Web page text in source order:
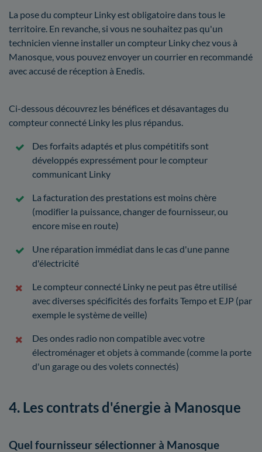
La pose du compteur Linky est obligatoire dans tous le
territoire. En revanche, si vous ne souhaitez pas qu'un
technicien vienne installer un compteur Linky chez vous à
Manosque, vous pouvez envoyer un courrier en recommandé
avec accusé de réception à Enedis.
Ci-dessous découvrez les bénéfices et désavantages du
compteur connecté Linky les plus répandus.
Des forfaits adaptés et plus compétitifs sont
développés expressément pour le compteur
communicant Linky
La facturation des prestations est moins chère
(modifier la puissance, changer de fournisseur, ou
encore mise en route)
Une réparation immédiat dans le cas d'une panne
d'électricité
Le compteur connecté Linky ne peut pas être utilisé
avec diverses spécificités des forfaits Tempo et EJP (par
exemple le système de veille)
Des ondes radio non compatible avec votre
électroménager et objets à commande (comme la porte
d'un garage ou des volets connectés)
4. Les contrats d'énergie à Manosque
Quel fournisseur sélectionner à Manosque